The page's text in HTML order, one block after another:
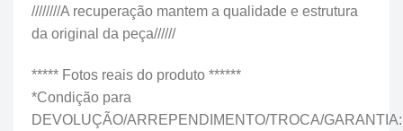
////////A recuperação mantem a qualidade e estrutura
da original da peça//////
***** Fotos reais do produto ******
*Condição para
DEVOLUÇÃO/ARREPENDIMENTO/TROCA/GARANTIA: